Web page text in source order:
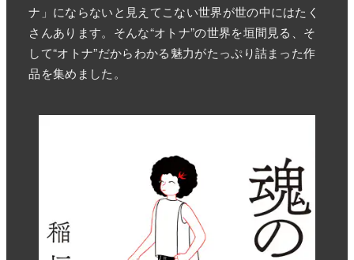
ナ」にならないと見えてこない世界が世の中にはたく
さんあります。そんな“オトナ”の世界を垣間見る、そ
して“オトナ”だからわかる魅力がたっぷり詰まった作
品を集めました。